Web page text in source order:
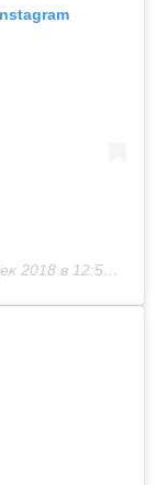
2018 в 12:58 PST